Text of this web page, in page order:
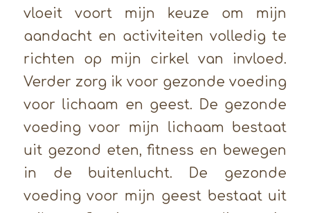
vloeit voort mijn keuze om mijn
aandacht en activiteiten volledig te
richten op mijn cirkel van invloed.
Verder zorg ik voor gezonde voeding
voor lichaam en geest. De gezonde
voeding voor mijn lichaam bestaat
uit gezond eten, fitness en bewegen
in de buitenlucht. De gezonde
voeding voor mijn geest bestaat uit